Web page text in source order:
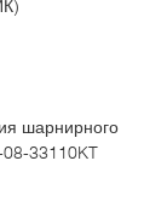
шарнирного
33110KT